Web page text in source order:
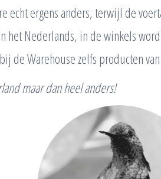
echt ergens anders, terwijl de
het Nederlands, in de winkels
de Warehouse zelfs producten
maar dan heel anders!